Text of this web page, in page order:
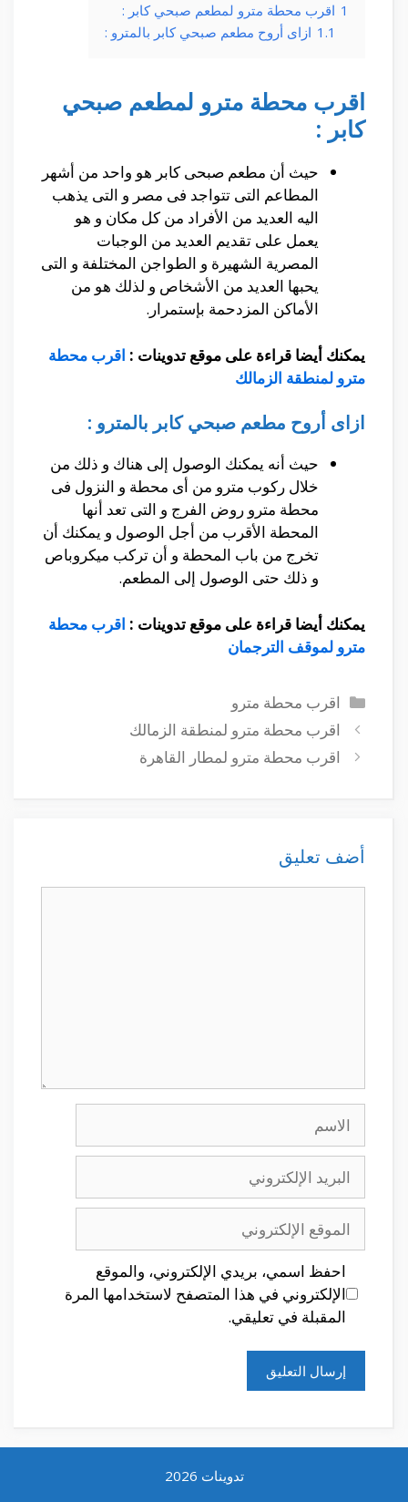
1 اقرب محطة مترو لمطعم صبحي كابر :
1.1 ازاى أروح مطعم صبحي كابر بالمترو :
اقرب محطة مترو لمطعم صبحي
كابر :
حيث أن مطعم صبحى كابر هو واحد من أشهر
المطاعم التى تتواجد فى مصر و التى يذهب
اليه العديد من الأفراد من كل مكان و هو
يعمل على تقديم العديد من الوجبات
المصرية الشهيرة و الطواجن المختلفة و التى
يحبها العديد من الأشخاص و لذلك هو من
الأماكن المزدحمة بإستمرار.
يمكنك أيضا قراءة على موقع تدوينات : اقرب محطة
مترو لمنطقة الزمالك
ازاى أروح مطعم صبحي كابر بالمترو :
حيث أنه يمكنك الوصول إلى هناك و ذلك من
خلال ركوب مترو من أى محطة و النزول فى
محطة مترو روض الفرج و التى تعد أنها
المحطة الأقرب من أجل الوصول و يمكنك أن
تخرج من باب المحطة و أن تركب ميكروباص
و ذلك حتى الوصول إلى المطعم.
يمكنك أيضا قراءة على موقع تدوينات : اقرب محطة
مترو لموقف الترجمان
التصنيفات
اقرب محطة مترو
اقرب محطة مترو لمنطقة الزمالك
اقرب محطة مترو لمطار القاهرة
أضف تعليق
الإلكتروني
الإلكتروني
احفظ اسمي، بريدي الإلكتروني، والموقع
الإلكتروني في هذا المتصفح لاستخدامها المرة
المقبلة في تعليقي.
تدوينات 2026